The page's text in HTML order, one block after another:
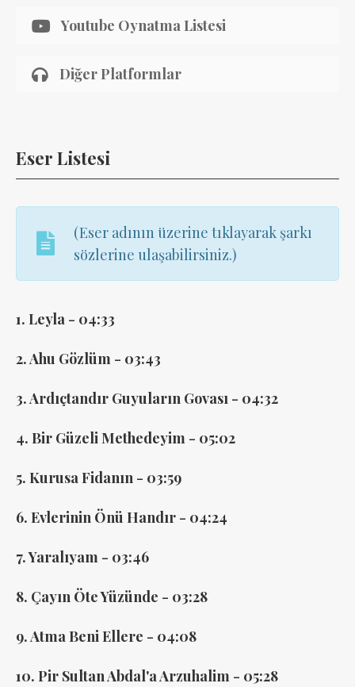
Youtube Oynatma Listesi
Diğer Platformlar
Eser Listesi
(Eser adının üzerine tıklayarak şarkı
sözlerine ulaşabilirsiniz.)
1. Leyla - 04:33
2. Ahu Gözlüm - 03:43
3. Ardıçtandır Guyuların Govası - 04:32
4. Bir Güzeli Methedeyim - 05:02
5. Kurusa Fidanın - 03:59
6. Evlerinin Önü Handır - 04:24
7. Yaralıyam - 03:46
8. Çayın Öte Yüzünde - 03:28
9. Atma Beni Ellere - 04:08
10. Pir Sultan Abdal'a Arzuhalim - 05:28